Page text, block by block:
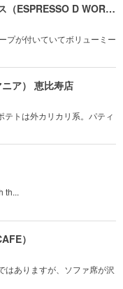
エスプレッソディーワークス（ESPRESSO D WORKS）
プが付いていてボリューミー
ア） 恵比寿店
テトは外カリカリ系。パティ
th...
）
はありますが、ソファ席が沢